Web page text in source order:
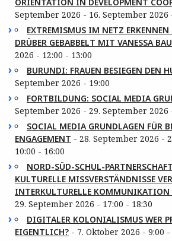
September 2026 - 16. September 2026
EXTREMISMUS IM NETZ ERKENNEN
DRÜBER GEBABBELT MIT VANESSA
2026 - 12:00 - 13:00
BURUNDI: FRAUEN BESIEGEN DEN
September 2026 - 19:00
FORTBILDUNG: SOCIAL MEDIA
September 2026 - 29. September 2026
SOCIAL MEDIA GRUNDLAGEN FÜR
ENGAGEMENT - 28. September 2026 -
10:00 - 16:00
NORD-SÜD-SCHUL-
KULTURELLE MISSVERSTÄNDNISSE
INTERKULTURELLE
29. September 2026 - 17:00 - 18:30
DIGITALER KOLONIALISMUS WER
EIGENTLICH? - 7. Oktober 2026 - 9:00 -